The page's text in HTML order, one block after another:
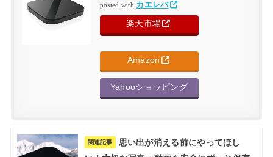
posted with カエレバ
楽天市場
Amazon
Yahooショッピング
関連記事
思い出が消える前にやってほし